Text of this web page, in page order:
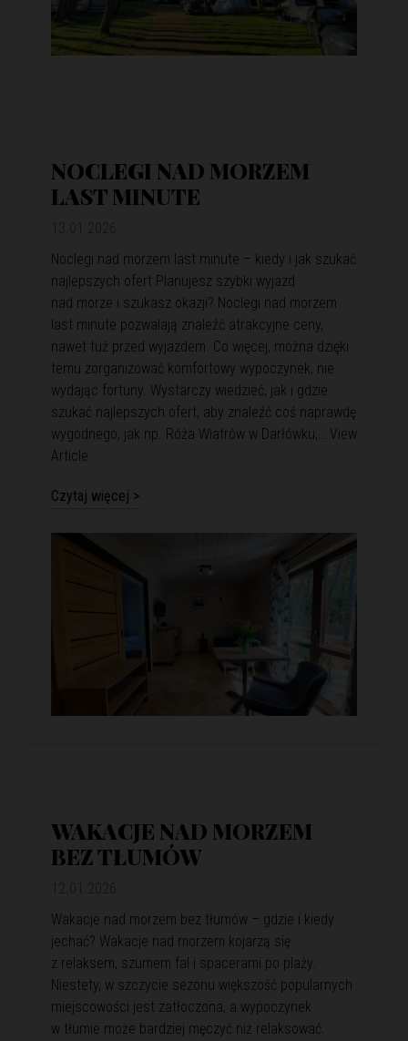
NOCLEGI NAD MORZEM
LAST MINUTE
Noclegi nad morzem last minute – kiedy i jak szukać
najlepszych ofert Planujesz szybki wyjazd
nad morze i szukasz okazji? Noclegi nad morzem
last minute pozwalają znaleźć atrakcyjne ceny,
nawet tuż przed wyjazdem. Co więcej, można dzięki
temu zorganizować komfortowy wypoczynek, nie
wydając fortuny. Wystarczy wiedzieć, jak i gdzie
szukać najlepszych ofert, aby znaleźć coś naprawdę
wygodnego, jak np. Róża Wiatrów w Darłówku,… View
Article
Czytaj więcej >
WAKACJE NAD MORZEM
BEZ TŁUMÓW
Wakacje nad morzem bez tłumów – gdzie i kiedy
jechać? Wakacje nad morzem kojarzą się
z relaksem, szumem fal i spacerami po plaży.
Niestety, w szczycie sezonu większość popularnych
miejscowości jest zatłoczona, a wypoczynek
w tłumie może bardziej męczyć niż relaksować.